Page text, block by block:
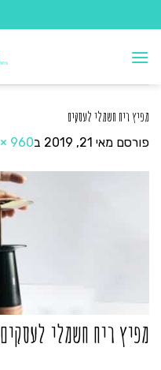
to
content
מפיץ ריח חשמלי לעסקים
פורסם מאי 21, 2019 ב960 × 419
מפיץ ריח חשמלי לעסקים